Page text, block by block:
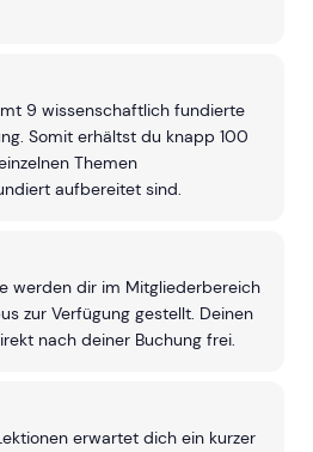
9 wissenschaftlich fundierte
Somit erhältst du knapp 100
Themen
aufbereitet sind.
werden dir im Mitgliederbereich
zur Verfügung gestellt. Deinen
nach deiner Buchung frei.
erwartet dich ein kurzer